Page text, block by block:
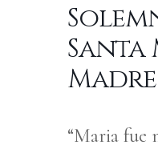
Santa
“Maria fue